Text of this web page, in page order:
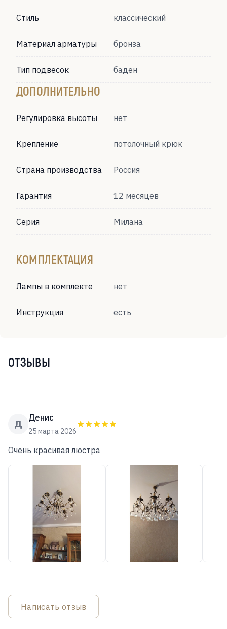
Стиль классический
Материал арматуры бронза
Тип подвесок баден
ДОПОЛНИТЕЛЬНО
Регулировка высоты нет
Крепление потолочный крюк
Страна производства Россия
Гарантия 12 месяцев
Серия Милана
КОМПЛЕКТАЦИЯ
Лампы в комплекте нет
Инструкция есть
ОТЗЫВЫ
Д
Денис
25 марта 2026
Очень красивая люстра
Написать отзыв